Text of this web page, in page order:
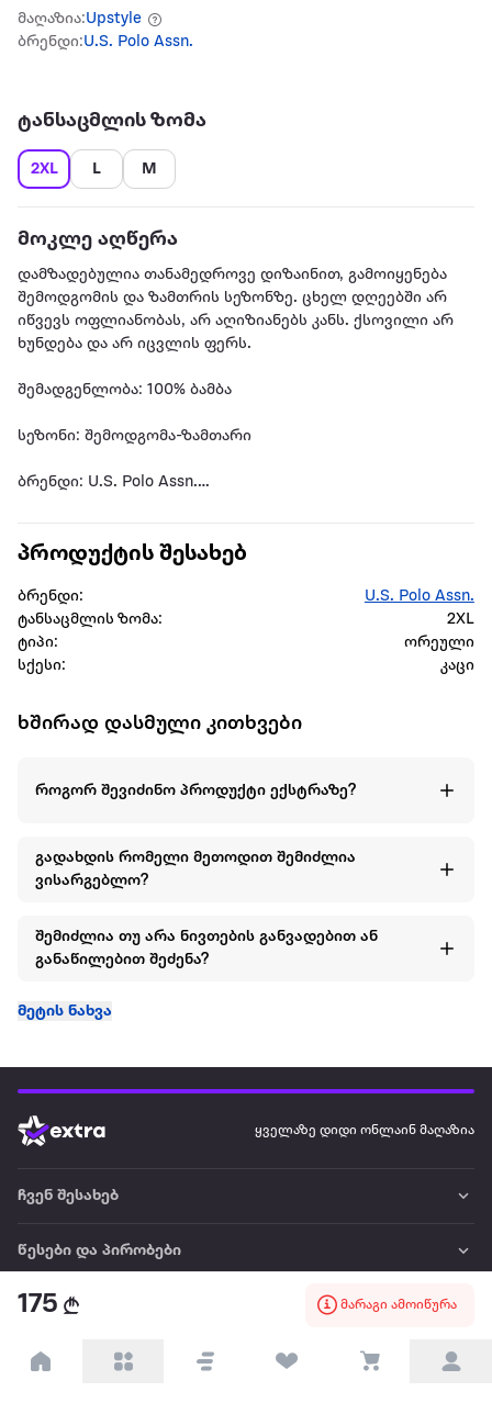
მაღაზია:Upstyle
ბრენდი:U.S. Polo Assn.
ტანსაცმლის ზომა
2XL L M
მოკლე აღწერა
დამზადებულია თანამედროვე დიზაინით, გამოიყენება
შემოდგომის და ზამთრის სეზონზე. ცხელ დღეებში არ
იწვევს ოფლიანობას, არ აღიზიანებს კანს. ქსოვილი არ
ხუნდება და არ იცვლის ფერს.
შემადგენლობა: 100% ბამბა
სეზონი: შემოდგომა-ზამთარი
ბრენდი: U.S. Polo Assn.
175 მარაგი ამოიწურა
პროდუქტის შესახებ
ბრენდი:
U.S. Polo Assn.
ტანსაცმლის ზომა:
2XL
ტიპი:
ორეული
სქესი:
კაცი
ხშირად დასმული კითხვები
როგორ შევიძინო პროდუქტი ექსტრაზე?
გადახდის რომელი მეთოდით შემიძლია
ვისარგებლო?
შემიძლია თუ არა ნივთების განვადებით ან
განაწილებით შეძენა?
მეტის ნახვა
ყველაზე დიდი ონლაინ მაღაზია
ჩვენ შესახებ
წესები და პირობები
პარტნიორებისთვის
ტრენდული